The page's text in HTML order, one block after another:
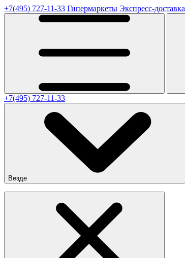
+7(495) 727-11-33 Гипермаркеты Экспресс-доставка
+7(495) 727-11-33
Везде